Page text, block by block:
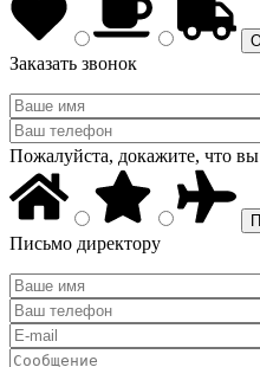
Заказать звонок
Пожалуйста, докажите, что
Письмо директору